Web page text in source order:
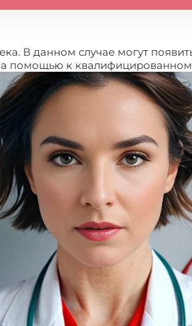
В данном случае могут
помощью к